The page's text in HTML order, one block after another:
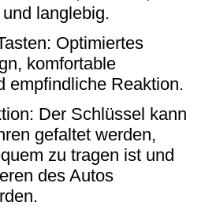
langlebig.
Optimiertes
komfortable
empfindliche Reaktion.
Der Schlüssel kann
gefaltet werden,
zu tragen ist und
des Autos